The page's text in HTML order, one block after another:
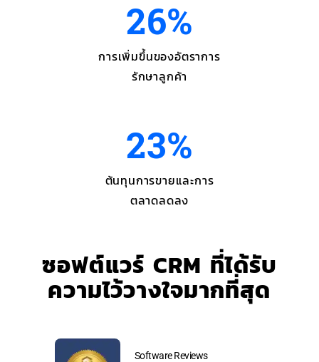
26%
การเพิ่มขึ้นของอัตราการ
รักษาลูกค้า
23%
ต้นทุนการขายและการ
ตลาดลดลง
ซอฟต์แวร์ CRM ที่ได้รับ
ความไว้วางใจมากที่สุด
Software Reviews